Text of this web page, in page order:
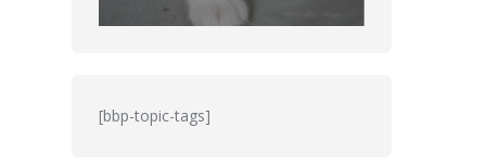
[bbp-topic-tags]